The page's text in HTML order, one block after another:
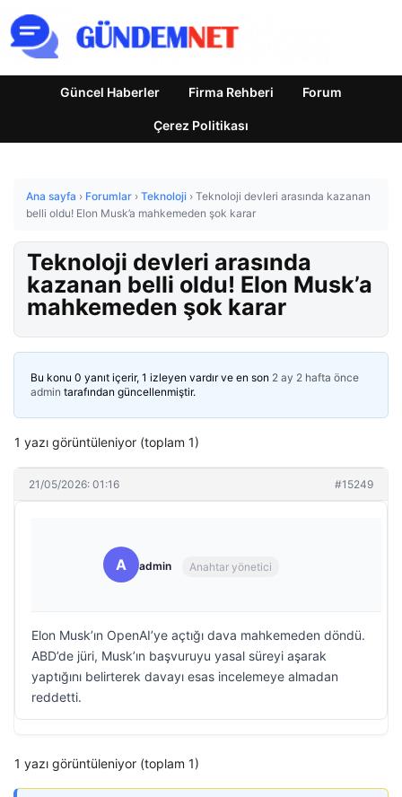
Güncel Haberler Firma Rehberi Forum
Çerez Politikası
Ana sayfa › Forumlar › Teknoloji › Teknoloji devleri arasında kazanan
belli oldu! Elon Musk’a mahkemeden şok karar
Teknoloji devleri arasında
kazanan belli oldu! Elon Musk’a
mahkemeden şok karar
Bu konu 0 yanıt içerir, 1 izleyen vardır ve en son 2 ay 2 hafta önce
admin tarafından güncellenmiştir.
1 yazı görüntüleniyor (toplam 1)
21/05/2026: 01:16 #15249
A admin Anahtar yönetici
Elon Musk’ın OpenAI’ye açtığı dava mahkemeden döndü.
ABD’de jüri, Musk’ın başvuruyu yasal süreyi aşarak
yaptığını belirterek davayı esas incelemeye almadan
reddetti.
1 yazı görüntüleniyor (toplam 1)